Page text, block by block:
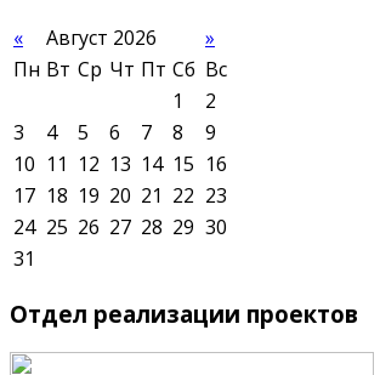
« Август 2026
»
Пн Вт Ср Чт Пт Сб Вс
1
2
3
4 5 6 7 8
9
10 11 12 13 14 15 16
17 18 19 20 21 22 23
24 25 26 27 28 29 30
31
Отдел реализации проектов